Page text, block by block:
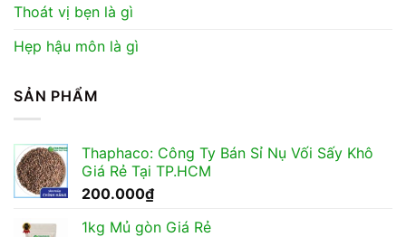
Thoát vị bẹn là gì
Hẹp hậu môn là gì
SẢN PHẨM
Thaphaco: Công Ty Bán Sỉ Nụ Vối Sấy Khô
Giá Rẻ Tại TP.HCM
200.000₫
1kg Mủ gòn Giá Rẻ